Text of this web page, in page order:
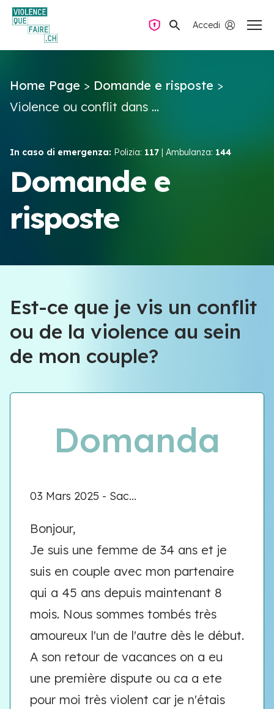
Accedi
Domande e risposte
La violenza all’interno della coppia
Risorse e campagne
Navigazione privata
Home Page > Domande e risposte >
Violence ou conflit dans ...
In caso di emergenza: Polizia: 117 | Ambulanza: 144
Domande e
risposte
Est-ce que je vis un conflit
ou de la violence au sein
de mon couple?
Domanda
03 Mars 2025 - Sac...
Bonjour,
Je suis une femme de 34 ans et je
suis en couple avec mon partenaire
qui a 45 ans depuis maintenant 8
mois. Nous sommes tombés très
amoureux l'un de l'autre dès le début.
A son retour de vacances on a eu
une première dispute ou ca a ete
pour moi très violent car je n'étais